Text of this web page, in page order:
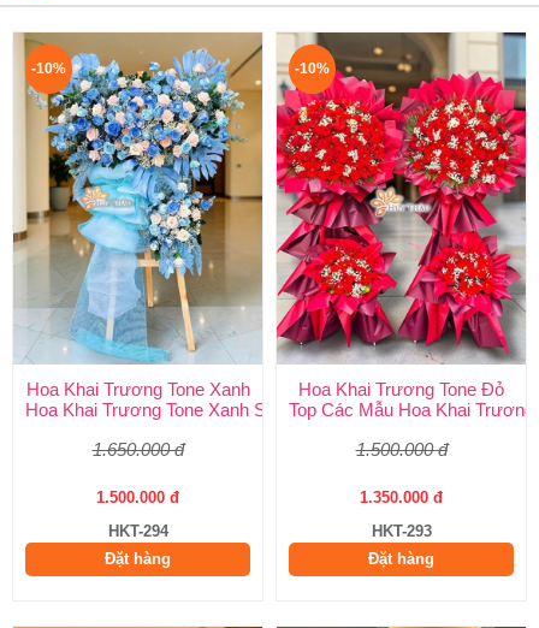
-10%
Hoa Khai Trương Tone Xanh
Hoa Khai Trương Tone Xanh Sang Trọng, Độc Đáo | Shop Hoa
1.650.000 đ
1.500.000 đ
HKT-294
Đặt hàng
-10%
Hoa Khai Trương Tone Đỏ
Top Các Mẫu Hoa Khai
1.500.000 đ
1.350.000 đ
HKT-293
Đặt hàng